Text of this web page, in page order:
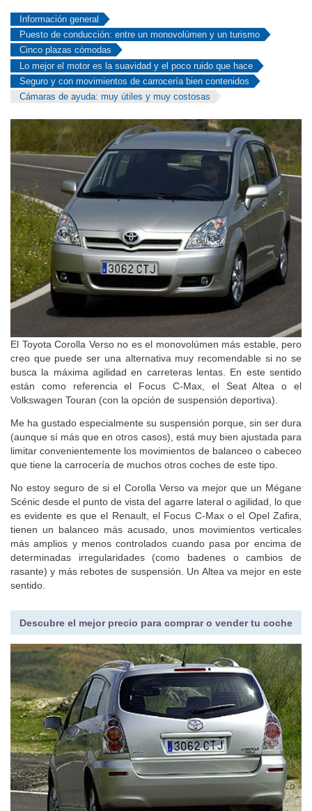
Información general
Puesto de conducción: entre un monovolúmen y un turismo
Cinco plazas cómodas
Lo mejor el motor es la suavidad y el poco ruido que hace
Seguro y con movimientos de carrocería bien contenidos
El Toyota Corolla Verso no es el monovolúmen más estable, pero
creo que puede ser una alternativa muy recomendable si no se
busca la máxima agilidad en carreteras lentas. En este sentido
están como referencia el Focus C-Max, el Seat Altea o el
Me ha gustado especialmente su suspensión porque, sin ser dura
(aunque sí más que en otros casos), está muy bien ajustada para
limitar convenientemente los movimientos de balanceo o cabeceo
No estoy seguro de si el Corolla Verso va mejor que un Mégane
Scénic desde el punto de vista del agarre lateral o agilidad, lo que
es evidente es que el Renault, el Focus C-Max o el Opel Zafira,
tienen un balanceo más acusado, unos movimientos verticales
más amplios y menos controlados cuando pasa por encima de
determinadas irregularidades (como badenes o cambios de
rasante) y más rebotes de suspensión. Un Altea va mejor en este
Descubre el mejor precio para comprar o vender tu coche